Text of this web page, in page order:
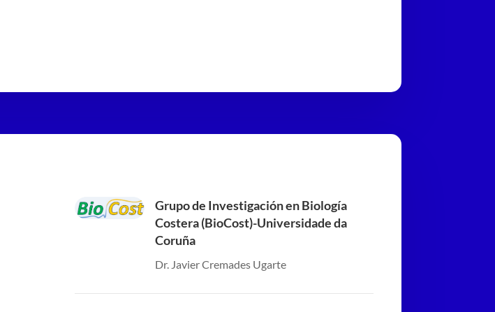
Grupo de Investigación en Biología
Costera (BioCost)-Universidade da
Coruña
Dr. Javier Cremades Ugarte